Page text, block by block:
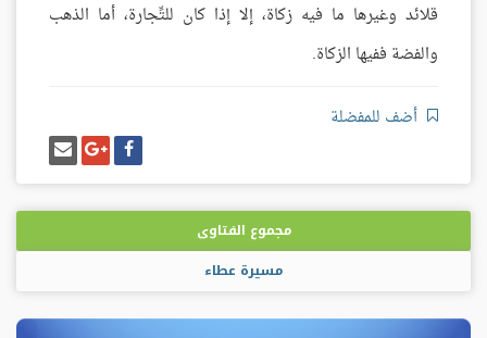
قلائد وغيرها ما فيه زكاة، إلا إذا كان للتِّجارة، أما الذهب
والفضة ففيها الزكاة.
أضف للمفضلة
شارك
على
فيسبوك
شارك
على
غوغل
بلس
إرسل
إيميل
مجموع الفتاوى
مسيرة عطاء